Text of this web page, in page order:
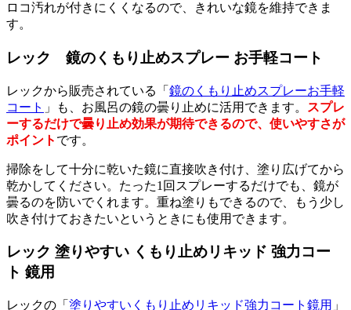
ロコ汚れが付きにくくなるので、きれいな鏡を維持できま
す。
レック 鏡のくもり止めスプレー お手軽コート
レックから販売されている「 鏡のくもり止めスプレーお手軽
コート 」も、お風呂の鏡の曇り止めに活用できます。
スプレ
ーするだけで曇り止め効果が期待できるので、使いやすさが
ポイント です。
掃除をして十分に乾いた鏡に直接吹き付け、塗り広げてから
乾かしてください。たった1回スプレーするだけでも、鏡が
曇るのを防いでくれます。重ね塗りもできるので、もう少し
吹き付けておきたいというときにも使用できます。
レック 塗りやすい くもり止めリキッド 強力コー
ト 鏡用
レックの「 塗りやすいくもり止めリキッド強力コート鏡用 」